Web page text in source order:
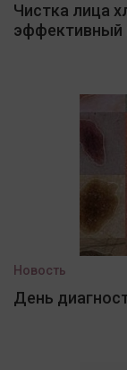
Чистка лица
эффективный
Новость
День